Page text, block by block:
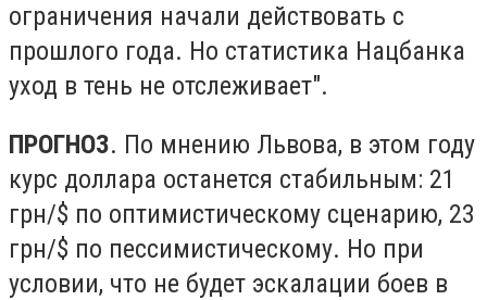
ограничения начали действовать с
прошлого года. Но статистика Нацбанка
уход в тень не отслеживает".
ПРОГНОЗ. По мнению Львова, в этом году
курс доллара останется стабильным: 21
грн/$ по оптимистическому сценарию, 23
грн/$ по пессимистическому. Но при
условии, что не будет эскалации боев в